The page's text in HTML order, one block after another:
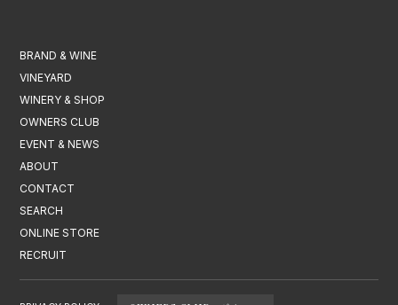
BRAND & WINE
VINEYARD
WINERY & SHOP
OWNERS CLUB
EVENT & NEWS
ABOUT
CONTACT
SEARCH
ONLINE STORE
RECRUIT